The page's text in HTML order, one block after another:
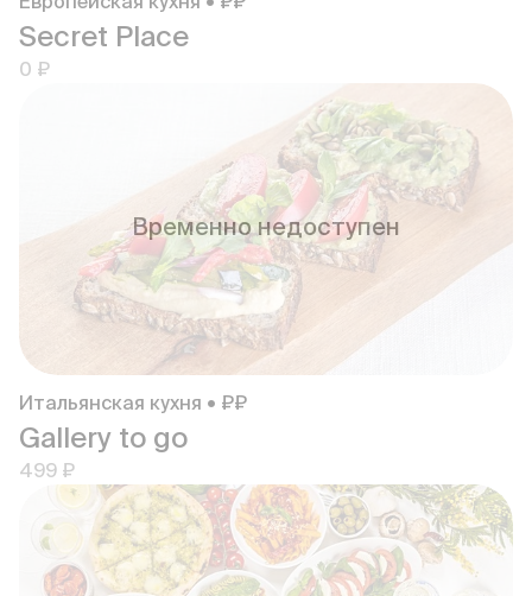
Европейская кухня • ₽₽
Secret Place
0 ₽
Временно недоступен
Итальянская кухня • ₽₽
Gallery to go
499 ₽